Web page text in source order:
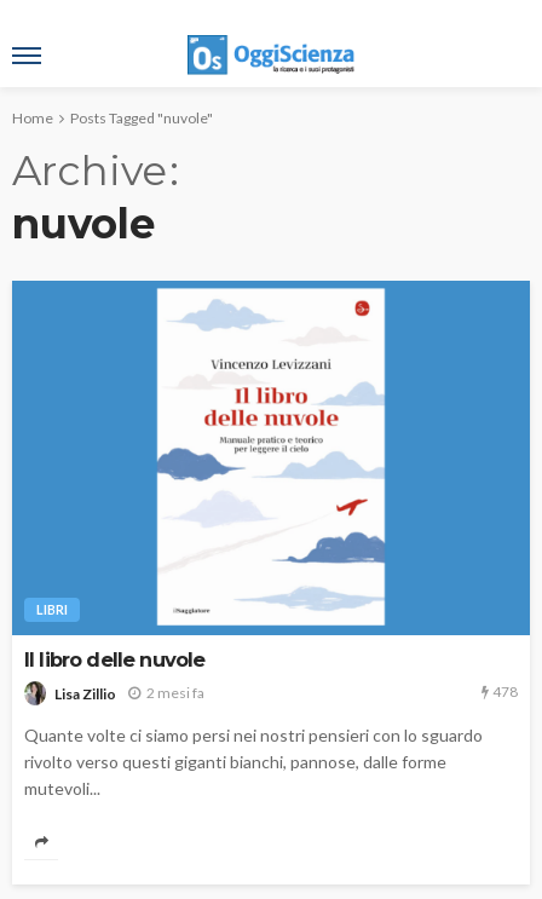
Home Posts Tagged "nuvole"
Archive
nuvole
LIBRI
Il libro delle nuvole
Lisa Zillio 2 mesi fa 478
Quante volte ci siamo persi nei nostri pensieri con lo sguardo
rivolto verso questi giganti bianchi, pannose, dalle forme
mutevoli...